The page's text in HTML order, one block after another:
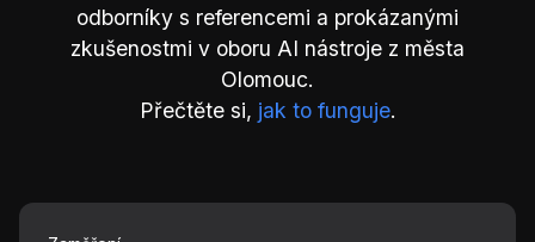
odborníky s referencemi a prokázanými
zkušenostmi v oboru AI nástroje z města
Olomouc.
Přečtěte si, jak to funguje.